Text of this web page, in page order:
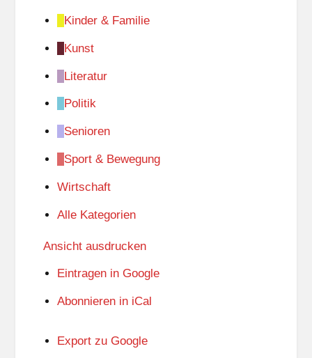
Kinder & Familie
Kunst
Literatur
Politik
Senioren
Sport & Bewegung
Wirtschaft
Alle Kategorien
Ansicht ausdrucken
Eintragen in Google
Abonnieren in iCal
Export zu Google